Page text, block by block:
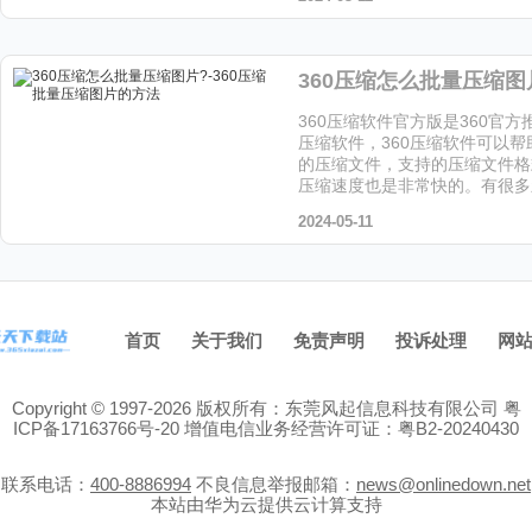
的具体操作方法，感兴趣的话
360压缩软件官方版是360官方
压缩软件，360压缩软件可以帮
的压缩文件，支持的压缩文件
压缩速度也是非常快的。有很
一起来看看吧！
2024-05-11
首页 关于我们 免责声明 投诉处理 网
Copyright © 1997-2026 版权所有：东莞风起信息科技有限公司 粤
ICP备17163766号-20 增值电信业务经营许可证：粤B2-20240430
联系电话： 400-8886994 不良信息举报邮箱： news@onlinedown.net
本站由华为云提供云计算支持